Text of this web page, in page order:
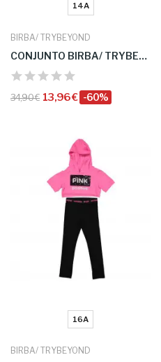
14A
BIRBA/ TRYBEYOND
CONJUNTO BIRBA/ TRYBEYOND
34,90 € 13,96 € -60%
16A
BIRBA/ TRYBEYOND